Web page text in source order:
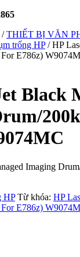
/THIẾT BỊ VĂN
trống HP/ HP
E786z)
Black
Imaging
HP Từ khóa: HP
E786z)